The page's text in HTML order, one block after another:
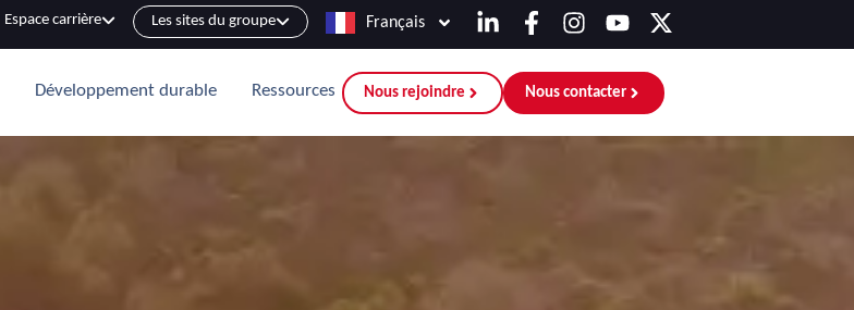
Espace carrière Les sites du groupe Français
Développement durable Ressources Nous rejoindre Nous contacter